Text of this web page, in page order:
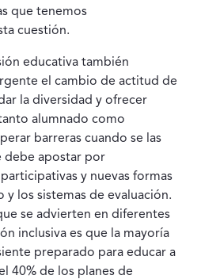
que tenemos
cuestión.
educativa también
el cambio de actitud de
la diversidad y ofrecer
alumnado como
barreras cuando se las
debe apostar por
y nuevas formas
los sistemas de evaluación.
se advierten en diferentes
inclusiva es que la mayoría
preparado para educar a
40% de los planes de